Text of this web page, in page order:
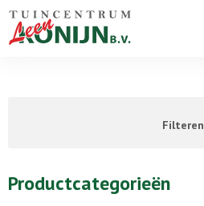
Filteren
Productcategorieën